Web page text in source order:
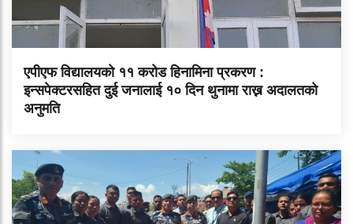
एपीएफ विद्यालयको ११ करोड हिनामिना प्रकरण :
इन्सपेक्टरसहित दुई जनालाई १० दिन थुनामा राख्न अदालतको
अनुमति